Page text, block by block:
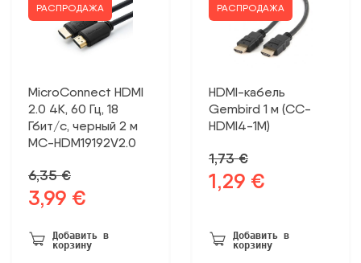
РАСПРОДАЖА
MicroConnect HDMI
2.0 4K, 60 Гц, 18
Гбит/с, черный 2 м
MC-HDM19192V2.0
6,35€
Первоначальная
была:
6,35 €.
3,99 €
3,99 €.
Добавить в
корзину
РАСПРОДАЖА
HDMI-кабель
Gembird 1 м (CC-
HDMI4-1M)
1,73€
Первоначальная
1,73 €.
1,29 €
Добавить в
корзину